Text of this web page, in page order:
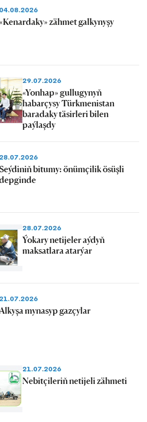
04.08.2026
«Kenardaky» zähmet galkynyşy
29.07.2026
«Yonhap» gullugynyň
habarçysy Türkmenistan
baradaky täsirleri bilen
paýlaşdy
28.07.2026
bitumy: önümçilik ösüşli
28.07.2026
Ýokary netijeler aýdyň
maksatlara atarýar
21.07.2026
Alkyşa mynasyp gazçylar
21.07.2026
Nebitçileriň netijeli zähmeti